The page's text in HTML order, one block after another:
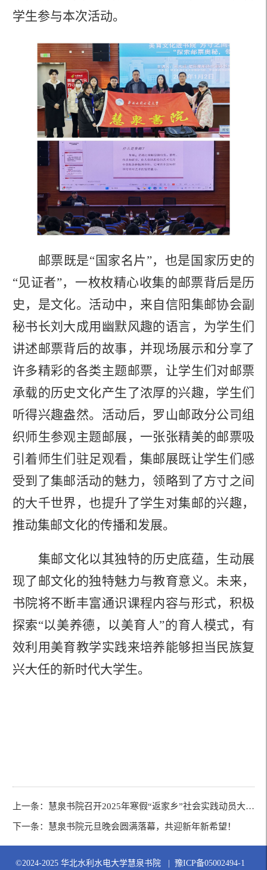
学生参与本次活动。
邮票既是“国家名片”，也是国家历史的
“见证者”，一枚枚精心收集的邮票背后是历
史，是文化。活动中 ，来自 信阳 集邮协会副
秘书长刘大成用幽默风趣的语言，为学生们
讲述邮票背后的故事，并现场展示和分享了
许多精彩的各类主题邮票，让学生们对邮票
承载的历史文化产生了浓厚的兴趣， 学生们
听得兴趣盎然。 活动后， 罗山邮政分公司组
织师生参观主题邮展 ， 一张张精美的邮票吸
引着师生们驻足观看 ， 集邮展既让学生们感
受到了集邮活动的魅力，领略到了方寸之间
的大千世界，也提升了学生对集邮的兴趣，
推动集邮文化的传播和发展。
集邮文化以其独特的历史底蕴，生动展
现了邮文化的独特魅力与教育意义。 未来，
书院将不断丰富通识课程内容与形式，积极
探索“以美养德，以美育人”的育人模式，有
效利用美育教学实践来培养能够担当民族复
兴大任的新时代大学生。
上一条： 慧泉书院召开2025年寒假“返家乡”社会实践动员大会暨安全教育会议
下一条： 慧泉书院元旦晚会圆满落幕，共迎新年新希望！
©2024-2025 华北水利水电大学慧泉书院 | 豫ICP备05002494-1